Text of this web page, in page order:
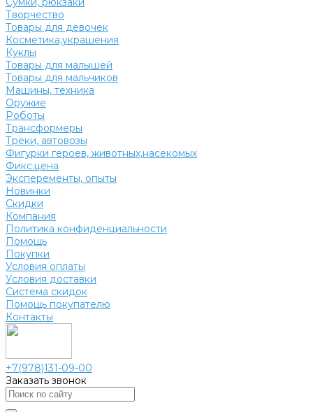
Творчество
Товары для девочек
Косметика,украшения
Куклы
Товары для малышей
Товары для мальчиков
Машины, техника
Оружие
Роботы
Трансформеры
Треки, автовозы
Фигурки героев, животных,насекомых
Фикс.цена
Эксперементы, опыты
Новинки
Скидки
Компания
Политика конфиденциальности
Помощь
Покупки
Условия оплаты
Условия доставки
Система скидок
Помощь покупателю
Контакты
+7(978)131-09-00
Заказать звонок